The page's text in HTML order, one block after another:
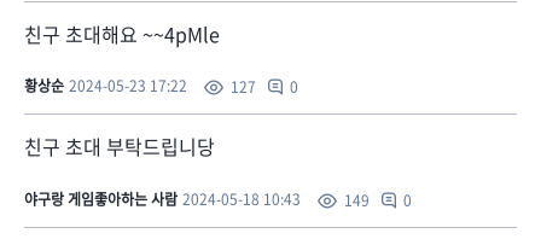
친구 초대해요 ~~4pMle
황상순 2024-05-23 17:22 127 0
친구 초대 부탁드립니당
야구랑 게임좋아하는 사람 2024-05-18 10:43 149 0